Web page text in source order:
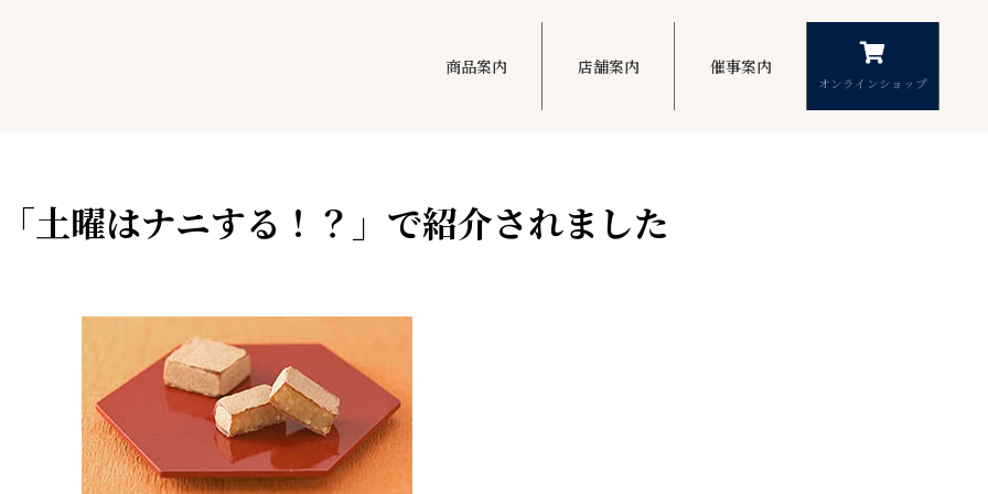
商品案内 店舗案内 催事案内
オンラインショップ
土曜はナニする！？」で紹介されました